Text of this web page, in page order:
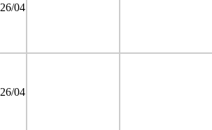
26/04
26/04